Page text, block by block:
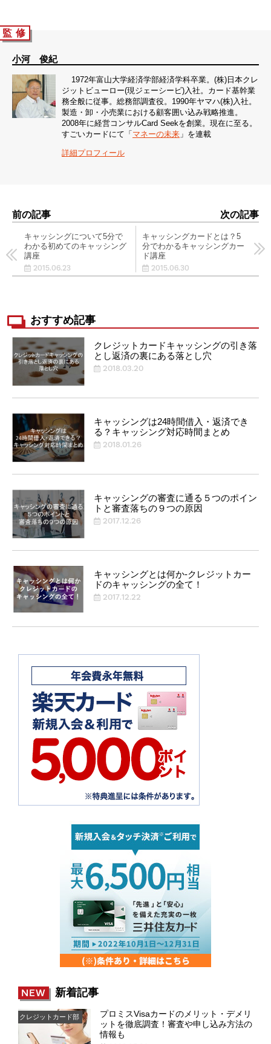
監 修
小河 俊紀
1972年富山大学経済学部経済学科卒業。(株)日本クレ
ジットビューロー(現ジェーシービ)入社。カード基幹業
務全般に従事。総務部調査役。1990年ヤマハ(株)入社。
製造・卸・小売業における顧客囲い込み戦略推進。
2008年に経営コンサルCard Seekを創業。現在に至る。
すごいカードにて「マネーの未来 」を連載
詳細プロフィール
前の記事 次の記事
キャッシングについて5分で
わかる初めてのキャッシング
講座
2015.06.23
キャッシングカードとは？5
分でわかるキャッシングカー
ド講座
2015.06.30
おすすめ記事
クレジットカードキャッシングの引き落
とし返済の裏にある落とし穴
2018.03.20
キャッシングは24時間借入・返済でき
る？キャッシング対応時間まとめ
2018.01.26
キャッシングの審査に通る５つのポイン
トと審査落ちの９つの原因
2017.12.26
キャッシングとは何か-クレジットカー
ドのキャッシングの全て！
2017.12.22
NEW 新着記事
クレジットカード部
プロミスVisaカードのメリット・デメリ
ットを徹底調査！審査や申し込み方法の
情報も